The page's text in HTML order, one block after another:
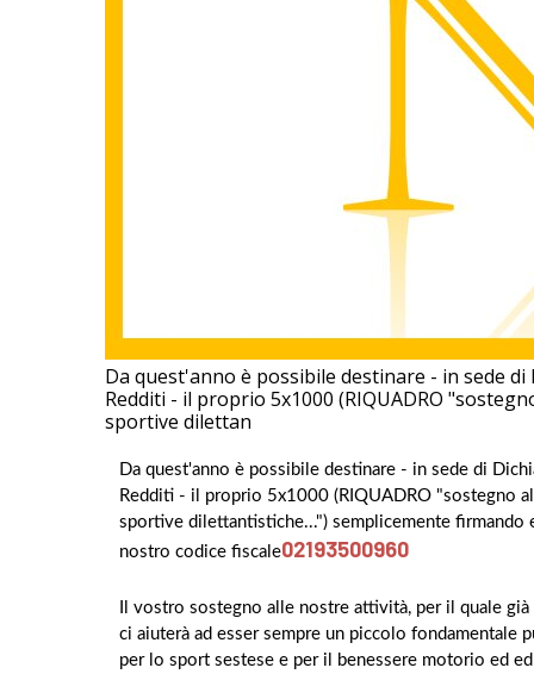
Da quest'anno è possibile destinare - in sede di
Redditi - il proprio 5x1000 (RIQUADRO
sportive dilettan
Da quest'anno è possibile destinare - in sede di
Redditi - il proprio 5x1000 (RIQUADRO "sostegno
sportive dilettantistiche...") semplicemente firmando
nostro codice fiscale02193500960
Il vostro sostegno alle nostre attività, per il quale già
ci aiuterà ad esser sempre un piccolo fondamentale
per lo sport sestese e per il benessere motorio ed